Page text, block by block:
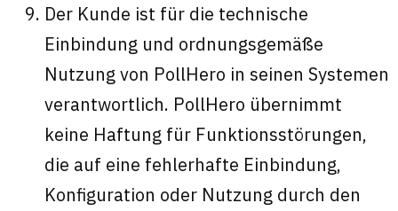
Der Kunde ist für die technische
Einbindung und ordnungsgemäße
Nutzung von PollHero in seinen Systemen
verantwortlich. PollHero übernimmt
keine Haftung für Funktionsstörungen,
die auf eine fehlerhafte Einbindung,
Konfiguration oder Nutzung durch den